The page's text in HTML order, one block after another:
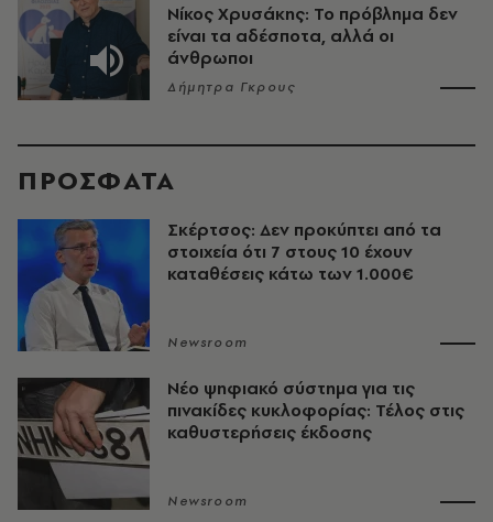
Νίκος Χρυσάκης: Το πρόβλημα δεν
είναι τα αδέσποτα, αλλά οι
άνθρωποι
Δήμητρα Γκρους
ΠΡΟΣΦΑΤΑ
Σκέρτσος: Δεν προκύπτει από τα
στοιχεία ότι 7 στους 10 έχουν
καταθέσεις κάτω των 1.000€
Newsroom
Νέο ψηφιακό σύστημα για τις
πινακίδες κυκλοφορίας: Τέλος στις
καθυστερήσεις έκδοσης
Newsroom